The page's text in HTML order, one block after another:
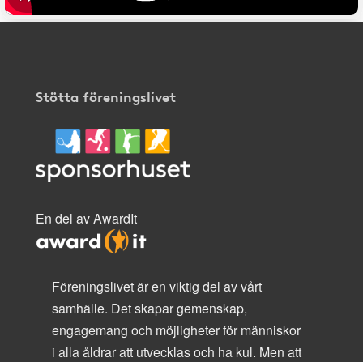
Stötta föreningslivet
En del av AwardIt
Föreningslivet är en viktig del av vårt
samhälle. Det skapar gemenskap,
engagemang och möjligheter för människor
i alla åldrar att utvecklas och ha kul. Men att